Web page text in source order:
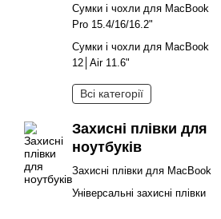
Сумки і чохли для MacBook
Pro 15.4/16/16.2"
Сумки і чохли для MacBook
12│Air 11.6"
Всі категорії
Захисні плівки для
ноутбуків
Захисні плівки для MacBook
Універсальні захисні плівки